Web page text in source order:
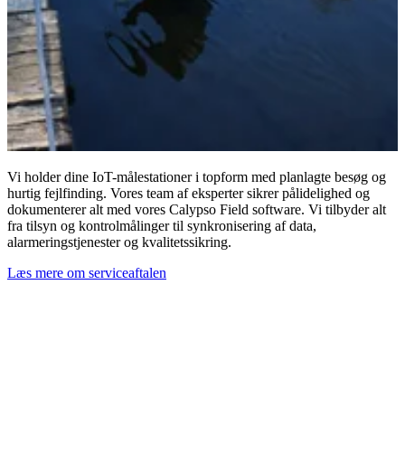
Vi holder dine IoT-målestationer i topform med planlagte besøg og
hurtig fejlfinding. Vores team af eksperter sikrer pålidelighed og
dokumenterer alt med vores Calypso Field software. Vi tilbyder alt
fra tilsyn og kontrolmålinger til synkronisering af data,
alarmeringstjenester og kvalitetssikring.
Læs mere om serviceaftalen